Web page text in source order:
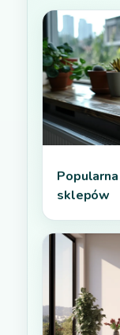
sklepów